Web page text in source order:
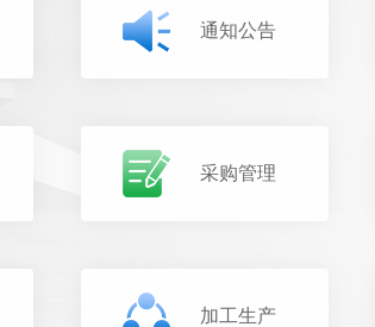
通知公告
采购管理
加工生产